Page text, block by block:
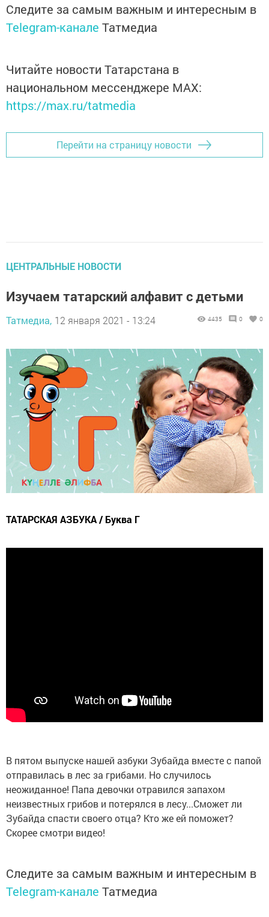
Следите за самым важным и интересным в
Telegram-канале Татмедиа
Читайте новости Татарстана в
национальном мессенджере MАХ:
https://max.ru/tatmedia
Перейти на страницу новости
ЦЕНТРАЛЬНЫЕ НОВОСТИ
Изучаем татарский алфавит с детьми
Татмедиа, 12 января 2021 - 13:24 4435 0 0
ТАТАРСКАЯ АЗБУКА / Буква Г
В пятом выпуске нашей азбуки Зубайда вместе с папой
отправилась в лес за грибами. Но случилось
неожиданное! Папа девочки отравился запахом
неизвестных грибов и потерялся в лесу...Сможет ли
Зубайда спасти своего отца? Кто же ей поможет?
Скорее смотри видео!
Следите за самым важным и интересным в
Telegram-канале Татмедиа